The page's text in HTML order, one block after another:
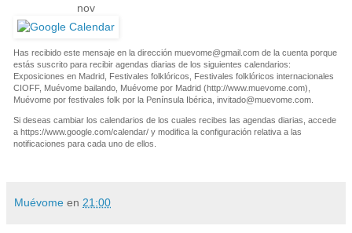
nov
Has recibido este mensaje en la dirección muevome@gmail.com de la cuenta porque
estás suscrito para recibir agendas diarias de los siguientes calendarios:
Exposiciones en Madrid, Festivales folklóricos, Festivales folklóricos internacionales
CIOFF, Muévome bailando, Muévome por Madrid (http://www.muevome.com),
Muévome por festivales folk por la Península Ibérica, invitado@muevome.com
Si deseas cambiar los calendarios de los cuales recibes las agendas diarias, accede
a https://www.google.com/calendar/ y modifica la configuración relativa a las
notificaciones para cada uno de ellos.
Muévome en 21:00